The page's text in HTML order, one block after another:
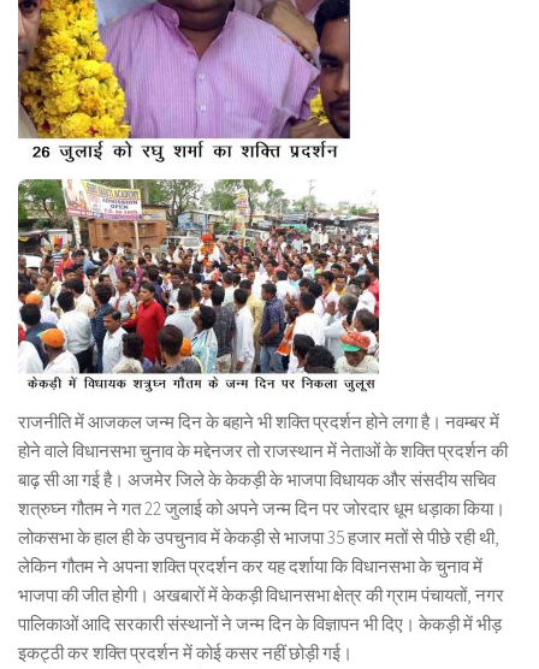
राजनीति में आजकल जन्म दिन के बहाने भी शक्ति प्रदर्शन होने लगा है। नवम्बर में
होने वाले विधानसभा चुनाव के मद्देनजर तो राजस्थान में नेताओं के शक्ति प्रदर्शन की
बाढ़ सी आ गई है। अजमेर जिले के केकड़ी के भाजपा विधायक और संसदीय सचिव
शत्रुघ्न गौतम ने गत 22 जुलाई को अपने जन्म दिन पर जोरदार धूम धड़ाका किया।
लोकसभा के हाल ही के उपचुनाव में केकड़ी से भाजपा 35 हजार मतों से पीछे रही थी,
लेकिन गौतम ने अपना शक्ति प्रदर्शन कर यह दर्शाया कि विधानसभा के चुनाव में
भाजपा की जीत होगी। अखबारों में केकड़ी विधानसभा क्षेत्र की ग्राम पंचायतों, नगर
पालिकाओं आदि सरकारी संस्थानों ने जन्म दिन के विज्ञापन भी दिए। केकड़ी में भीड़
इकट्ठी कर शक्ति प्रदर्शन में कोई कसर नहीं छोड़ी गई।